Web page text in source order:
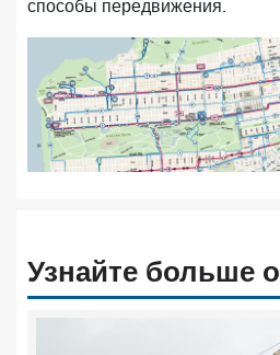
способы передвижения.
Узнайте больше